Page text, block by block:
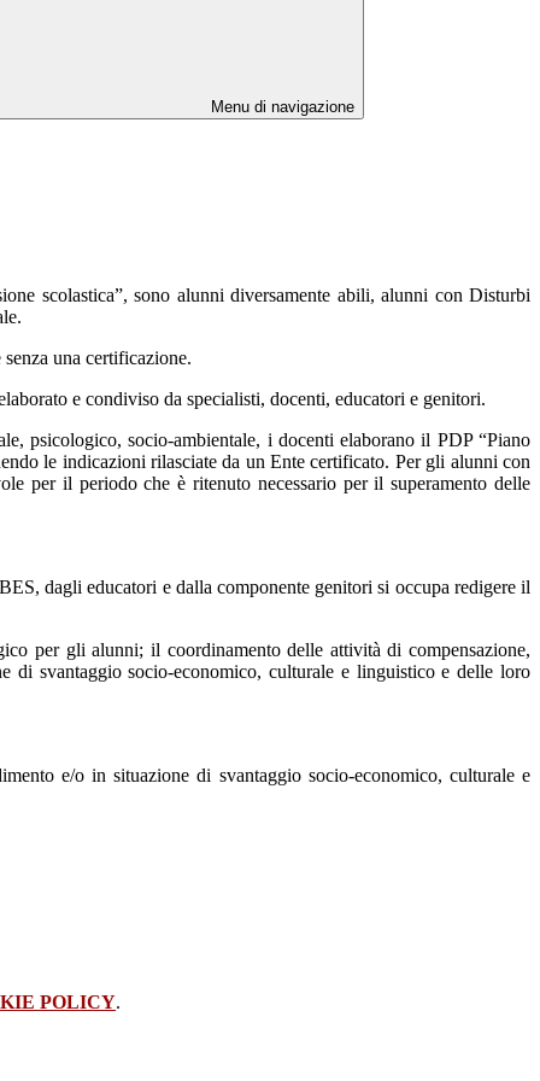
Menu di navigazione
scolastica”, sono alunni diversamente abili, alunni con Disturbi
una certificazione.
e condiviso da specialisti, docenti, educatori e genitori.
psicologico, socio-ambientale, i docenti elaborano il PDP “Piano
le indicazioni rilasciate da un Ente certificato. Per gli alunni con
per il periodo che è ritenuto necessario per il superamento delle
dagli educatori e dalla componente genitori si occupa redigere il
per gli alunni; il coordinamento delle attività di compensazione,
di svantaggio socio-economico, culturale e linguistico e delle loro
e/o in situazione di svantaggio socio-economico, culturale e
POLICY.